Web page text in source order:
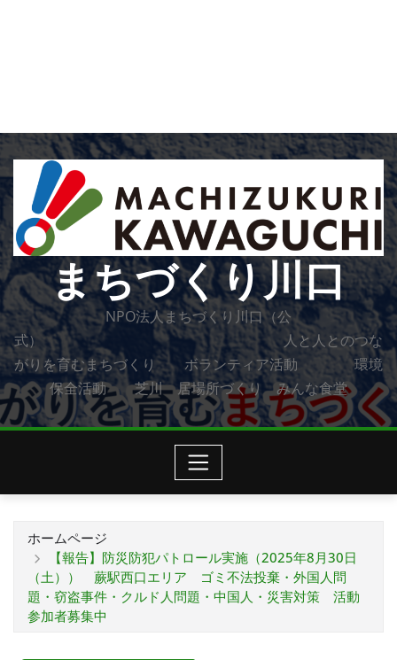
まちづくり川口
NPO法人まちづくり川口（公
式） 人と人とのつな
がりを育むまちづくり ボランティア活動 環境
保全活動 芝川 居場所づくり みんな食堂
ホームページ
【報告】防災防犯パトロール実施（2025年8月30日
（土）） 蕨駅西口エリア ゴミ不法投棄・外国人問
題・窃盗事件・クルド人問題・中国人・災害対策 活動
参加者募集中